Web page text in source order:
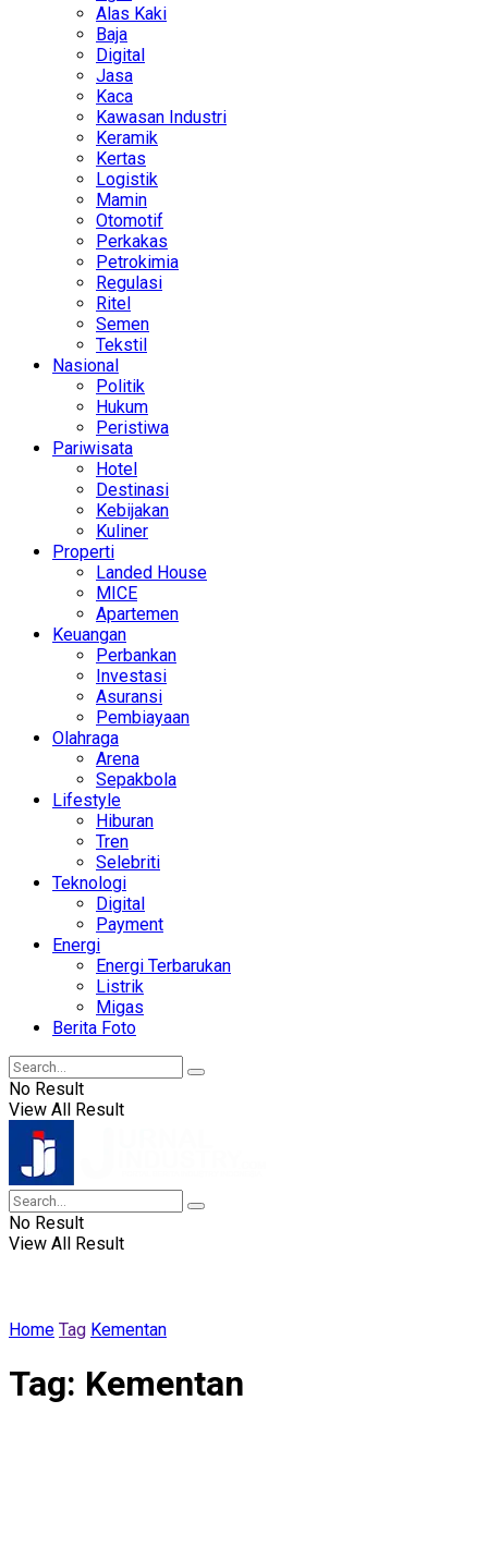
Alas Kaki
Baja
Digital
Jasa
Kaca
Kawasan Industri
Keramik
Kertas
Logistik
Mamin
Otomotif
Perkakas
Petrokimia
Regulasi
Ritel
Semen
Tekstil
Nasional
Politik
Hukum
Peristiwa
Pariwisata
Hotel
Destinasi
Kebijakan
Kuliner
Properti
Landed House
MICE
Apartemen
Keuangan
Perbankan
Investasi
Asuransi
Pembiayaan
Olahraga
Arena
Sepakbola
Lifestyle
Hiburan
Tren
Selebriti
Teknologi
Digital
Payment
Energi
Energi Terbarukan
Listrik
Migas
Berita Foto
No Result
View All Result
No Result
View All Result
Home Tag Kementan
Tag: Kementan